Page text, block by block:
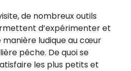
de nombreux outils
d’expérimenter et
manière ludique au cœur
pêche. De quoi se
les plus petits et